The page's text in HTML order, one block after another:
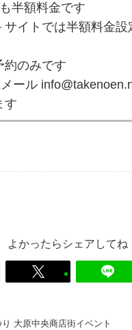
半額料金です
サイトでは半額料金設
約のみです
ール
す
よかったらシェアしてね
大原中央商店街イベント